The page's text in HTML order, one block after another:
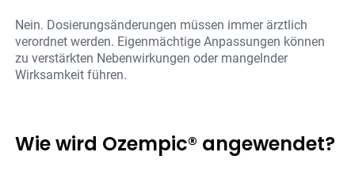
Nein. Dosierungsänderungen müssen immer ärztlich
verordnet werden. Eigenmächtige Anpassungen können
zu verstärkten Nebenwirkungen oder mangelnder
Wirksamkeit führen.
Wie wird Ozempic® angewendet?